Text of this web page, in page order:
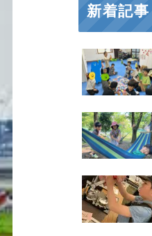
新着記事